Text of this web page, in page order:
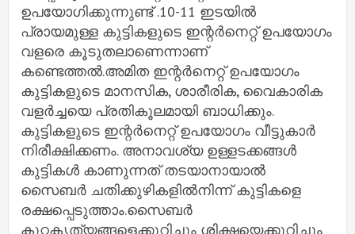
ഉപയോഗിക്കുന്നുണ്ട് .10-11 ഇടയില്‍
പ്രായമുള്ള കുട്ടികളുടെ ഇന്റര്‍നെറ്റ് ഉപയോഗം
വളരെ കൂടുതലാണെന്നാണ്
കണ്ടെത്തല്‍.അമിത ഇന്റര്‍നെറ്റ് ഉപയോഗം
കുട്ടികളുടെ മാനസിക, ശാരീരിക, വൈകാരിക
വളര്‍ച്ചയെ പ്രതികൂലമായി ബാധിക്കും.
കുട്ടികളുടെ ഇന്റര്‍നെറ്റ് ഉപയോഗം വീട്ടുകാര്‍
നിരീക്ഷിക്കണം. അനാവശ്യ ഉള്ളടക്കങ്ങള്‍
കുട്ടികള്‍ കാണുന്നത് തടയാനായാല്‍
സൈബര്‍ ചതിക്കുഴികളില്‍നിന്ന് കുട്ടികളെ
രക്ഷപ്പെടുത്താം.സൈബര്‍
കുറ്റകൃത്യങ്ങളെക്കുറിച്ചും ശിക്ഷയെക്കുറിച്ചും